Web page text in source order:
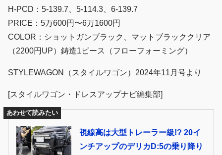
H-PCD：5-139.7、5-114.3、6-139.7
PRICE：5万600円〜6万1600円
COLOR：ショットガンブラック、マットブラッククリア
（2200円UP）鋳造1ピース（フローフォーミング）
STYLEWAGON（スタイルワゴン）2024年11月号より
[スタイルワゴン・ドレスアップナビ編集部]
あわせて読みたい
視線高は大型トレーラー級!? 20イ
ンチアップのデリカD:5の乗り降り